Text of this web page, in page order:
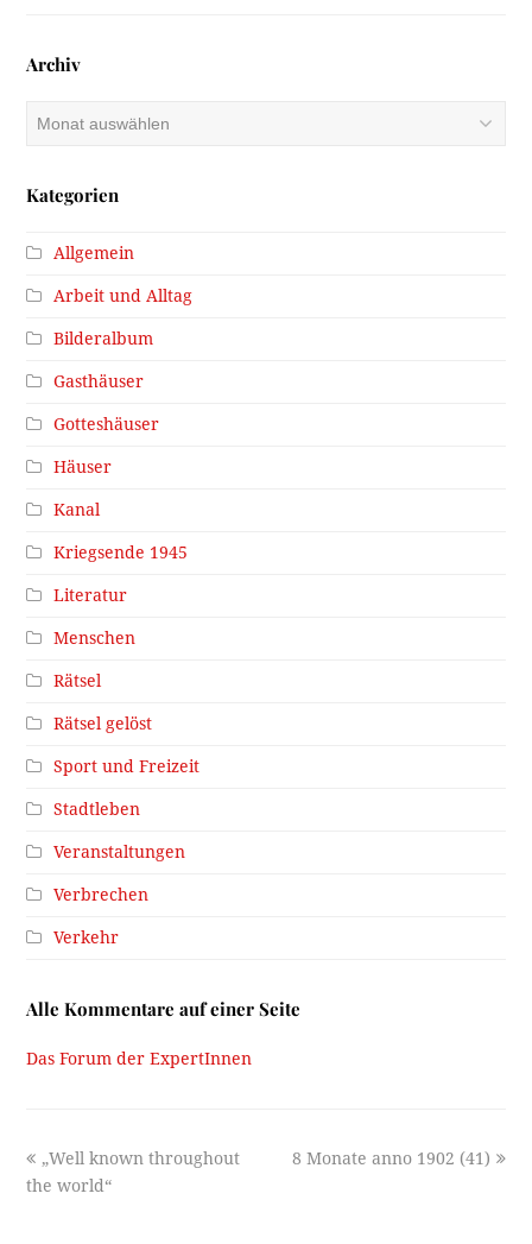
Archiv
Kategorien
Allgemein
Arbeit und Alltag
Bilderalbum
Gasthäuser
Gotteshäuser
Häuser
Kanal
Kriegsende 1945
Literatur
Menschen
Rätsel
Rätsel gelöst
Sport und Freizeit
Stadtleben
Veranstaltungen
Verbrechen
Verkehr
Alle Kommentare auf einer Seite
Das Forum der ExpertInnen
previous
post:
„Well known throughout
the world“
next
8 Monate anno 1902 (41)